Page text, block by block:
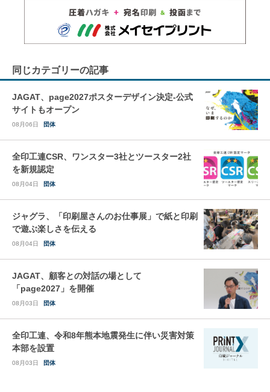
同じカテゴリーの記事
JAGAT、page2027ポスターデザイン決定-公式
サイトもオープン
08月06日 団体
全印工連CSR、ワンスター3社とツースター2社
を新規認定
08月04日 団体
ジャグラ、「印刷屋さんのお仕事展」で紙と印刷
で遊ぶ楽しさを伝える
08月04日 団体
JAGAT、顧客との対話の場として
「page2027」を開催
08月03日 団体
全印工連、令和8年熊本地震発生に伴い災害対策
本部を設置
08月03日 団体